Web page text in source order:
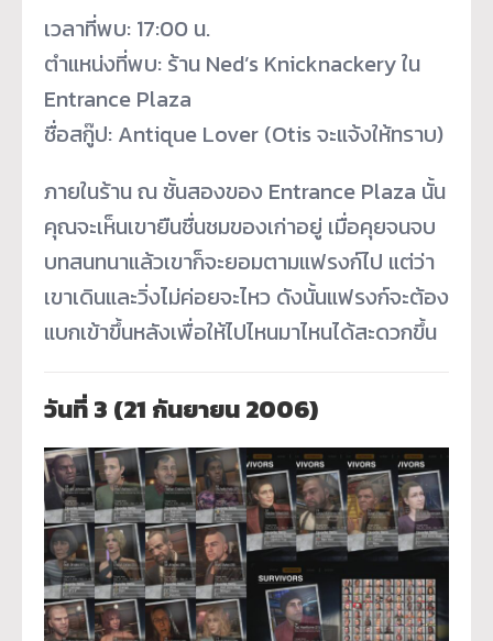
เวลาที่พบ: 17:00 น.
ตำแหน่งที่พบ: ร้าน Ned’s Knicknackery ใน
Entrance Plaza
ชื่อสกู๊ป: Antique Lover (Otis จะแจ้งให้ทราบ)
ภายในร้าน ณ ชั้นสองของ Entrance Plaza นั้น
คุณจะเห็นเขายืนชื่นชมของเก่าอยู่ เมื่อคุยจนจบ
บทสนทนาแล้วเขาก็จะยอมตามแฟรงก์ไป แต่ว่า
เขาเดินและวิ่งไม่ค่อยจะไหว ดังนั้นแฟรงก์จะต้อง
แบกเข้าขึ้นหลังเพื่อให้ไปไหนมาไหนได้สะดวกขึ้น
วันที่3 (21 กันยายน 2006)